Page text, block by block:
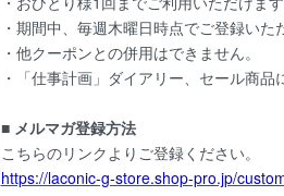
・期間中、毎週木曜日時点でご登録い
・他クーポンとの併用はできません。
・「仕事計画」ダイアリー、セール商品
■ メルマガ登録方法
こちらのリンクよりご登録ください。
https://laconic-g-store.shop-pro.jp/